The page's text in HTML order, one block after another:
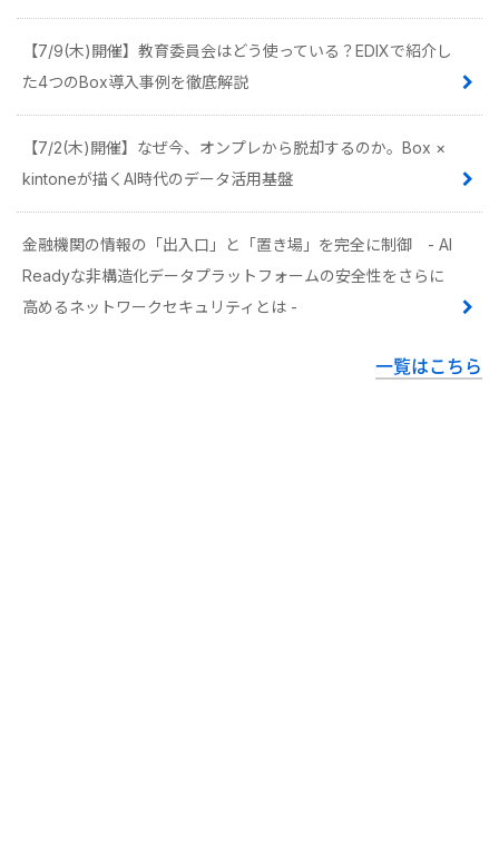
【7/9(木)開催】教育委員会はどう使っている？EDIXで紹介し
た4つのBox導入事例を徹底解説
【7/2(木)開催】なぜ今、オンプレから脱却するのか。Box ×
kintoneが描くAI時代のデータ活用基盤
金融機関の情報の「出入口」と「置き場」を完全に制御 - AI
Readyな非構造化データプラットフォームの安全性をさらに
高めるネットワークセキュリティとは -
一覧はこちら